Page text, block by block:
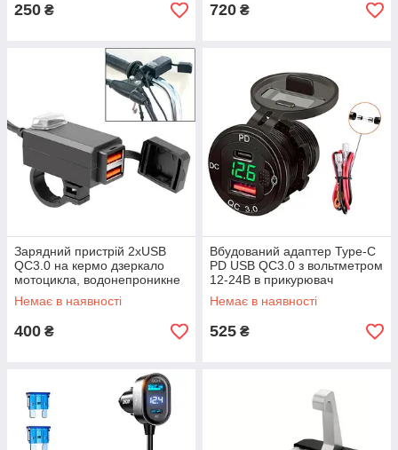
250 ₴ 720 ₴
Зарядний пристрій 2xUSB
QC3.0 на кермо дзеркало
мотоцикла, водонепроникне
Немає в наявності
400 ₴
Вбудований адаптер Type-C
PD USB QC3.0 з вольтметром
12-24В в прикурювач
Немає в наявності
525 ₴